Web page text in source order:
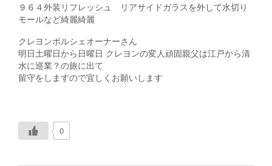
９６４外装リフレッシュ リアサイドガラスを外して水切り
モールなど綺麗綺麗
クレヨンポルシェオーナーさん
明日土曜日から日曜日 クレヨンの変人頑固親父は江戸から清
水に巡業？の旅に出て
留守をしますので宜しくお願いします
0